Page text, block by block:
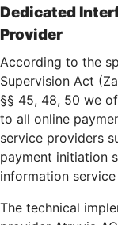
Dedicated
Provider
According to the
Supervision Act
§§ 45, 48, 50 we
to all online
service providers
payment initiation
information
The technical